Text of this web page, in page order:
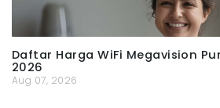
Daftar Harga WiFi Megavision
2026
Aug 07, 2026